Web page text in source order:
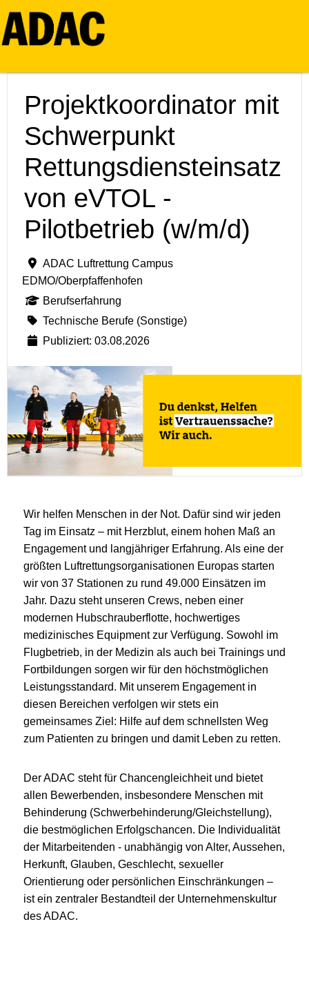
Projektkoordinator mit
Schwerpunkt
Rettungsdiensteinsatz
von eVTOL -
Pilotbetrieb (w/m/d)
ADAC Luftrettung Campus
EDMO/Oberpfaffenhofen
Berufserfahrung
Technische Berufe (Sonstige)
Publiziert: 03.08.2026
Wir helfen Menschen in der Not. Dafür sind wir jeden
Tag im Einsatz – mit Herzblut, einem hohen Maß an
Engagement und langjähriger Erfahrung. Als eine der
größten Luftrettungsorganisationen Europas starten
wir von 37 Stationen zu rund 49.000 Einsätzen im
Jahr. Dazu steht unseren Crews, neben einer
modernen Hubschrauberflotte, hochwertiges
medizinisches Equipment zur Verfügung. Sowohl im
Flugbetrieb, in der Medizin als auch bei Trainings und
Fortbildungen sorgen wir für den höchstmöglichen
Leistungsstandard. Mit unserem Engagement in
diesen Bereichen verfolgen wir stets ein
gemeinsames Ziel: Hilfe auf dem schnellsten Weg
zum Patienten zu bringen und damit Leben zu retten.
Der ADAC steht für Chancengleichheit und bietet
allen Bewerbenden, insbesondere Menschen mit
Behinderung (Schwerbehinderung/Gleichstellung),
die bestmöglichen Erfolgschancen. Die Individualität
der Mitarbeitenden - unabhängig von Alter, Aussehen,
Herkunft, Glauben, Geschlecht, sexueller
Orientierung oder persönlichen Einschränkungen –
ist ein zentraler Bestandteil der Unternehmenskultur
des ADAC.